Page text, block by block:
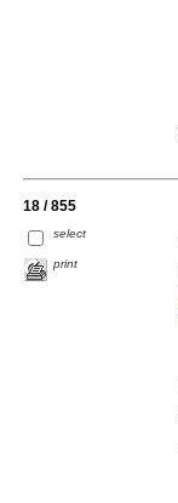
18 / 855
select
print